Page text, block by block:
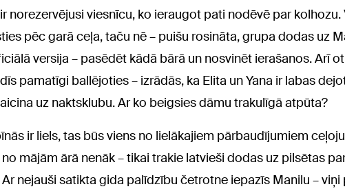
norezervējusi viesnīcu, ko ieraugot pati nodēvē par kolhozu.
pēc garā ceļa, taču nē – puišu rosināta, grupa dodas uz
versija – pasēdēt kādā bārā un nosvinēt ierašanos. Arī
pamatīgi ballējoties – izrādās, ka Elita un Yana ir labas
uz naktsklubu. Ar ko beigsies dāmu trakulīgā atpūta?
ir liels, tas būs viens no lielākajiem pārbaudījumiem
mājām ārā nenāk – tikai trakie latvieši dodas uz pilsētas
nejauši satikta gida palīdzību četrotne iepazīs Manilu – viņi